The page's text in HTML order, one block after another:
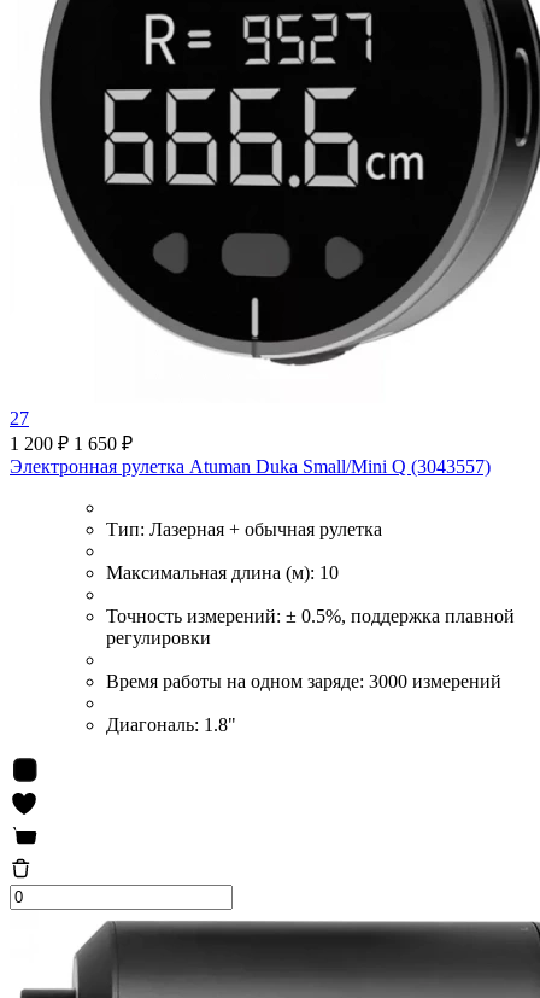
27
1 200 ₽ 1 650 ₽
Электронная рулетка Atuman Duka Small/Mini Q (3043557)
Тип: Лазерная + обычная рулетка
Максимальная длина (м): 10
Точность измерений: ± 0.5%, поддержка плавной
регулировки
Время работы на одном заряде: 3000 измерений
Диагональ: 1.8"